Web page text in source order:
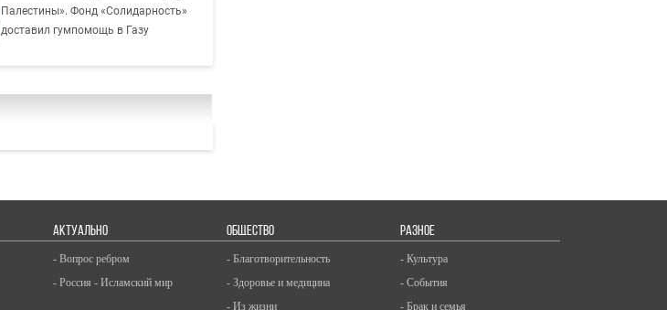
Палестины». Фонд «Солидарность»
доставил гумпомощь в Газу
АКТУАЛЬНО
- Вопрос ребром
- Россия - Исламский мир
ОБЩЕСТВО
- Благотворительность
- Здоровье и медицина
- Из жизни
РАЗНОЕ
- Культура
- События
- Брак и семья